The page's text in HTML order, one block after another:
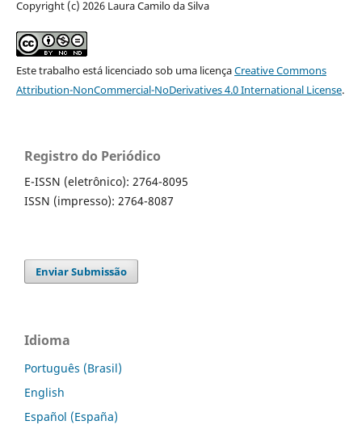
Copyright (c) 2026 Laura Camilo da Silva
Este trabalho está licenciado sob uma licençaCreative Commons
Attribution-NonCommercial-NoDerivatives 4.0 International License.
Registro do Periódico
E-ISSN (eletrônico): 2764-8095
ISSN (impresso): 2764-8087
Enviar Submissão
Idioma
Português (Brasil)
English
Español (España)